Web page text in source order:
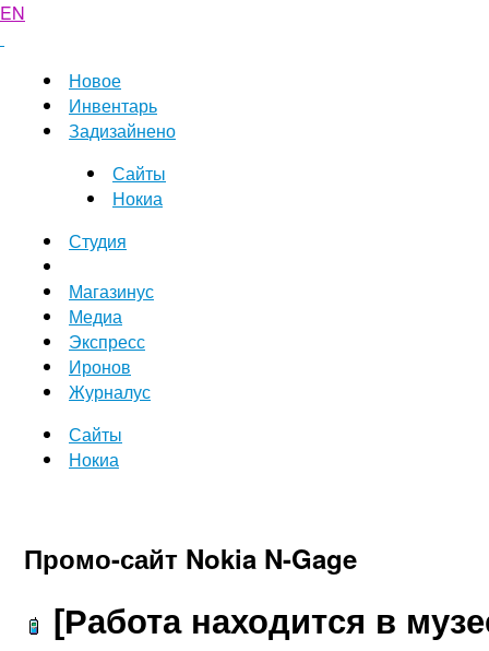
EN
Новое
Инвентарь
Задизайнено
Сайты
Нокиа
Студия
Магазинус
Медиа
Экспресс
Иронов
Журналус
Сайты
Нокиа
Промо-сайт Nokia N-Gage
[Работа находится в